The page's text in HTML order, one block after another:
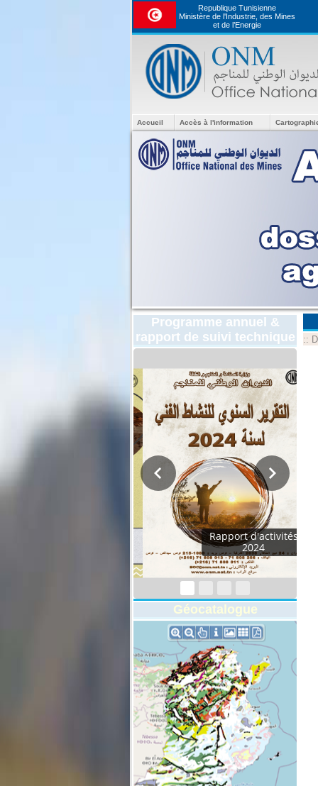
Republique Tunisienne
Ministère de l'Industrie, des Mines
et de l’Energie
Accueil Accès à l'information
Programme annuel &
rapport de suivi technique
Programmes
Techniques 2026
Géocatalogue
::